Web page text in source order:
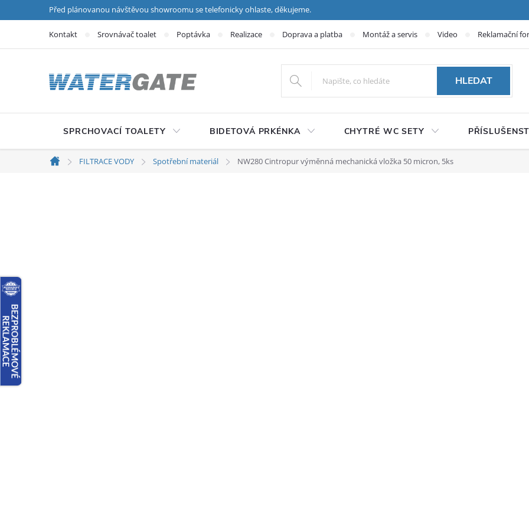
Přejít na obsahPřed plánovanou návštěvou showroomu se telefonicky ohlaste, děkujeme.
Kontakt Srovnávač toalet Poptávka Realizace Doprava a platba Montáž a servis Video Reklamační
HLEDAT
SPRCHOVACÍ TOALETY BIDETOVÁ PRKÉNKA CHYTRÉ WC SETY
Domů
FILTRACE VODY Spotřební materiál NW280 Cintropur výměnná mechanická vložka 50 micron, 5ks